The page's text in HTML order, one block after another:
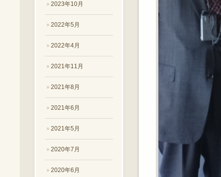
2023年10月
2022年5月
2022年4月
2021年11月
2021年8月
2021年6月
2021年5月
2020年7月
2020年6月